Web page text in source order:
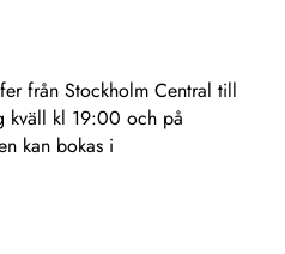
från Stockholm Central till
kväll kl 19:00 och på
kan bokas i